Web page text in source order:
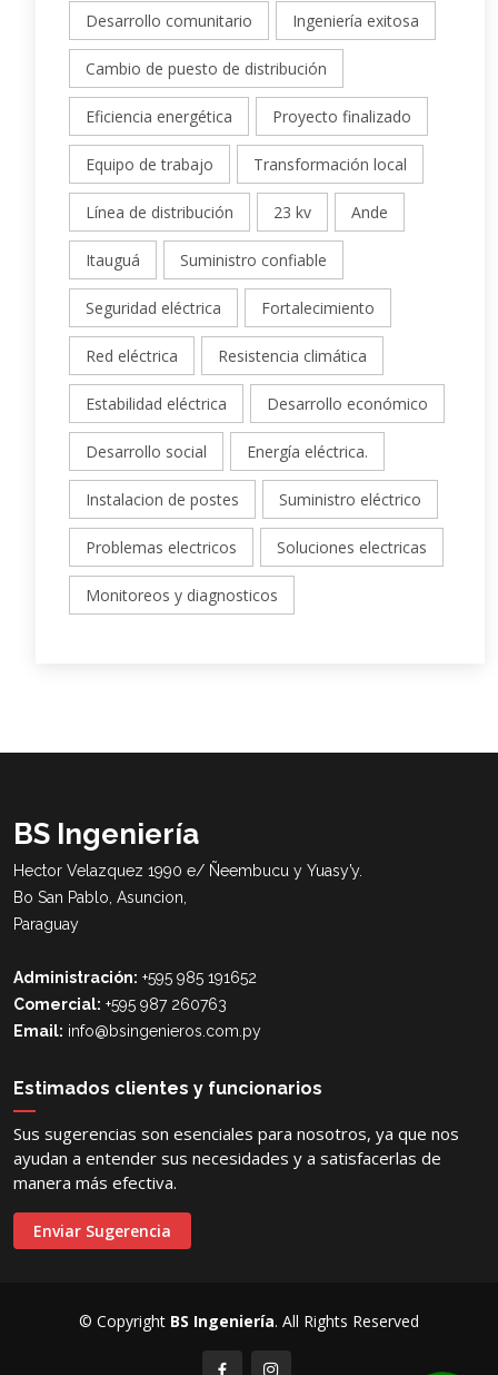
Desarrollo comunitario Ingeniería exitosa
Cambio de puesto de distribución
Eficiencia energética Proyecto finalizado
Equipo de trabajo Transformación local
Línea de distribución 23 kv Ande
Itauguá Suministro confiable
Seguridad eléctrica Fortalecimiento
Red eléctrica Resistencia climática
Estabilidad eléctrica Desarrollo económico
Desarrollo social Energía eléctrica.
Instalacion de postes Suministro eléctrico
Problemas electricos Soluciones electricas
Monitoreos y diagnosticos
BS Ingeniería
Hector Velazquez 1990 e/ Ñeembucu y Yuasy’y.
Bo San Pablo, Asuncion,
Paraguay
Administración: +595 985 191652
Comercial: +595 987 260763
Email: info@bsingenieros.com.py
Estimados clientes y funcionarios
Sus sugerencias son esenciales para nosotros, ya que nos
ayudan a entender sus necesidades y a satisfacerlas de
manera más efectiva.
Enviar Sugerencia
© Copyright BS Ingeniería. All Rights Reserved